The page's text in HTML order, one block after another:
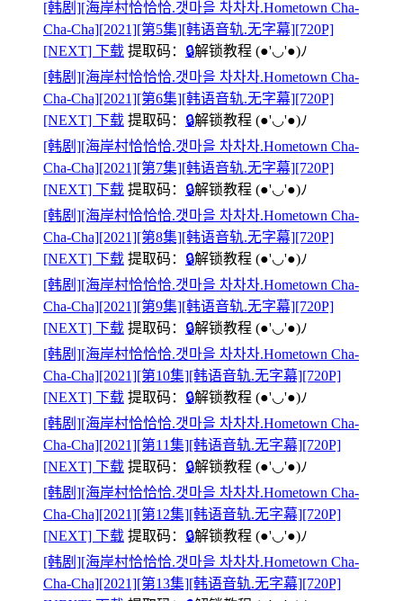
[韩剧][海岸村恰恰恰.갯마을 차차차.Hometown Cha-
Cha-Cha][2021][第5集][韩语音轨.无字幕][720P]
[NEXT] 下载 提取码： 🔒解锁教程 (●'◡'●)ﾉ
[韩剧][海岸村恰恰恰.갯마을 차차차.Hometown Cha-
Cha-Cha][2021][第6集][韩语音轨.无字幕][720P]
[NEXT] 下载 提取码： 🔒解锁教程 (●'◡'●)ﾉ
[韩剧][海岸村恰恰恰.갯마을 차차차.Hometown Cha-
Cha-Cha][2021][第7集][韩语音轨.无字幕][720P]
[NEXT] 下载 提取码： 🔒解锁教程 (●'◡'●)ﾉ
[韩剧][海岸村恰恰恰.갯마을 차차차.Hometown Cha-
Cha-Cha][2021][第8集][韩语音轨.无字幕][720P]
[NEXT] 下载 提取码： 🔒解锁教程 (●'◡'●)ﾉ
[韩剧][海岸村恰恰恰.갯마을 차차차.Hometown Cha-
Cha-Cha][2021][第9集][韩语音轨.无字幕][720P]
[NEXT] 下载 提取码： 🔒解锁教程 (●'◡'●)ﾉ
[韩剧][海岸村恰恰恰.갯마을 차차차.Hometown Cha-
Cha-Cha][2021][第10集][韩语音轨.无字幕][720P]
[NEXT] 下载 提取码： 🔒解锁教程 (●'◡'●)ﾉ
[韩剧][海岸村恰恰恰.갯마을 차차차.Hometown Cha-
Cha-Cha][2021][第11集][韩语音轨.无字幕][720P]
[NEXT] 下载 提取码： 🔒解锁教程 (●'◡'●)ﾉ
[韩剧][海岸村恰恰恰.갯마을 차차차.Hometown Cha-
Cha-Cha][2021][第12集][韩语音轨.无字幕][720P]
[NEXT] 下载 提取码： 🔒解锁教程 (●'◡'●)ﾉ
[韩剧][海岸村恰恰恰.갯마을 차차차.Hometown Cha-
Cha-Cha][2021][第13集][韩语音轨.无字幕][720P]